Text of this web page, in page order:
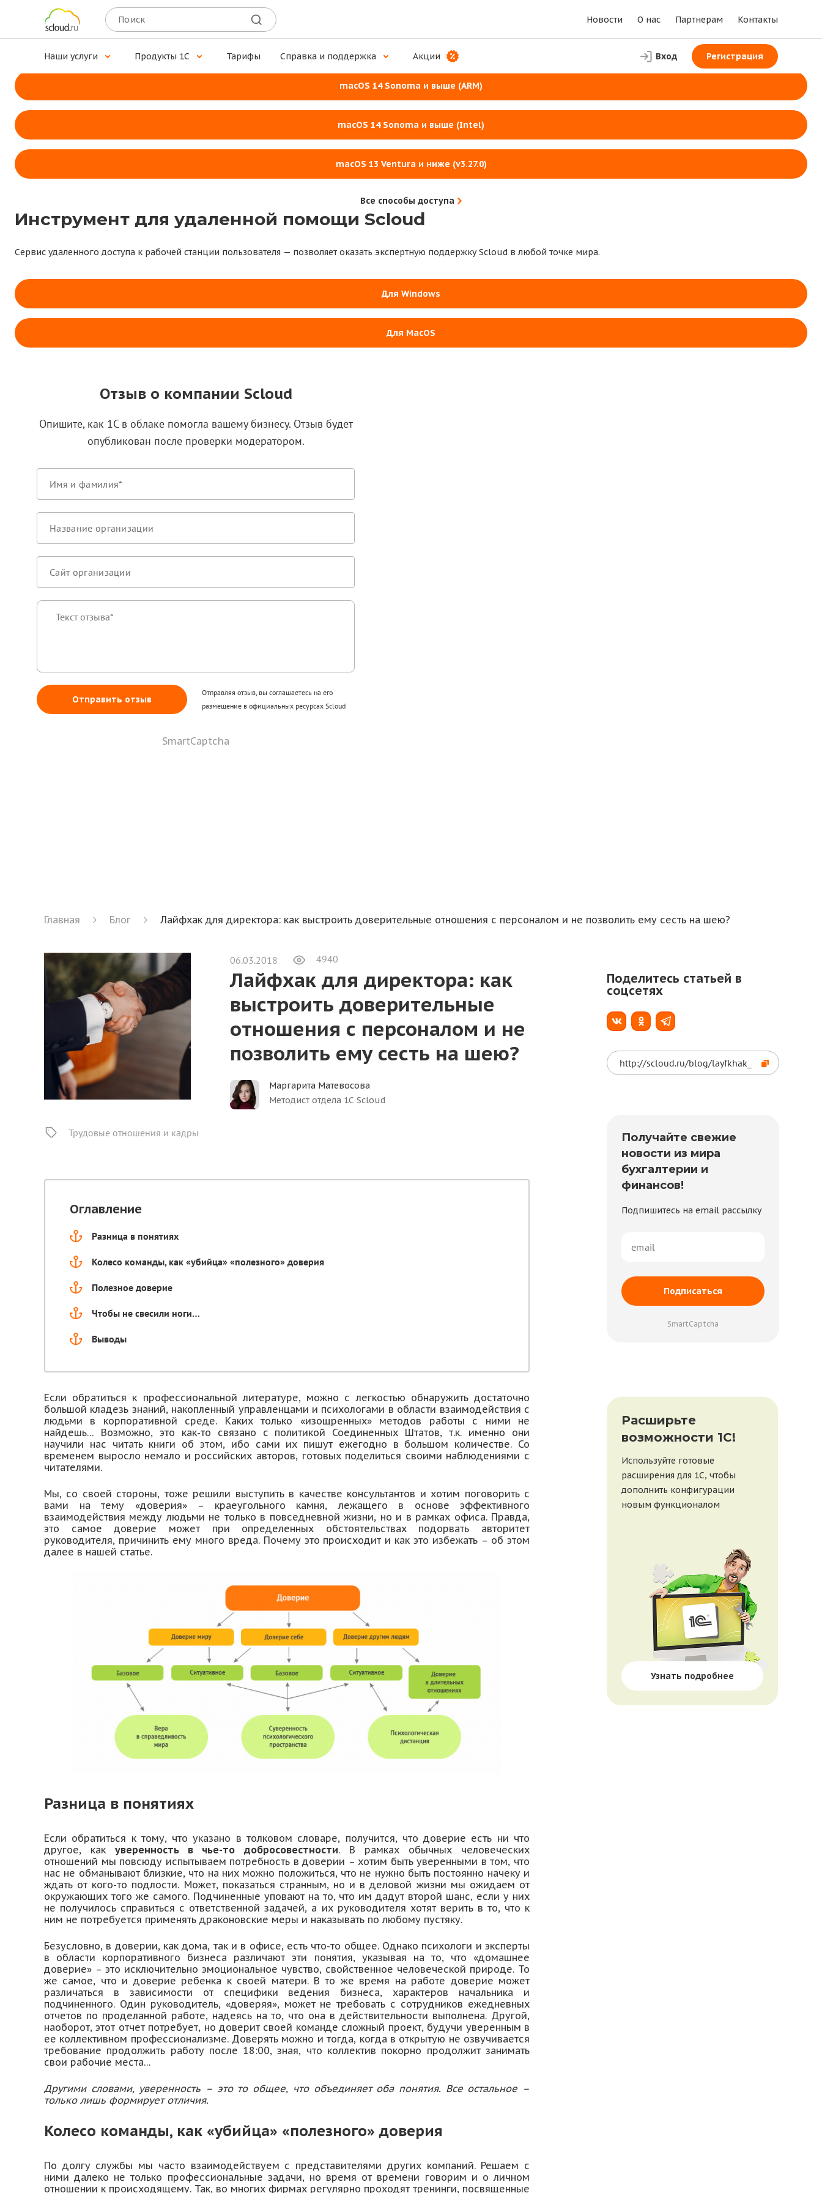
Доступ к 1С для MacOS
macOS 14 Sonoma и выше (ARM)
macOS 14 Sonoma и выше (Intel)
macOS 13 Ventura и ниже (v3.27.0)
Все способы доступа
Инструмент для удаленной помощи Scloud
Сервис удаленного доступа к рабочей станции пользователя — позволяет оказать экспертную поддержку Scloud в любой точке мира.
Для Windows
Для MacOS
Новости О нас Партнерам Контакты
Наши услуги Продукты 1С Тарифы Справка и поддержка Акции Вход Регистрация
Отзыв о компании Scloud
Опишите, как 1С в облаке помогла вашему бизнесу. Отзыв будет
опубликован после проверки модератором.
Отправить отзыв
Отправляя отзыв, вы соглашаетесь на его
размещение в официальных ресурсах Scloud
SmartCaptcha
Главная Блог Лайфхак для директора: как выстроить доверительные отношения с персоналом и не позволить ему сесть на шею?
06.03.2018 4940
Лайфхак для директора: как
выстроить доверительные
отношения с персоналом и не
позволить ему сесть на шею?
Маргарита Матевосова
Методист отдела 1С Scloud
Трудовые отношения и кадры
Оглавление
Разница в понятиях
Колесо команды, как «убийца» «полезного» доверия
Полезное доверие
Чтобы не свесили ноги…
Выводы
Если обратиться к профессиональной литературе, можно с легкостью обнаружить достаточно
большой кладезь знаний, накопленный управленцами и психологами в области взаимодействия с
людьми в корпоративной среде. Каких только «изощренных» методов работы с ними не
найдешь… Возможно, это как-то связано с политикой Соединенных Штатов, т.к. именно они
научили нас читать книги об этом, ибо сами их пишут ежегодно в большом количестве. Со
временем выросло немало и российских авторов, готовых поделиться своими наблюдениями с
читателями.
Мы, со своей стороны, тоже решили выступить в качестве консультантов и хотим поговорить с
вами на тему «доверия» – краеугольного камня, лежащего в основе эффективного
взаимодействия между людьми не только в повседневной жизни, но и в рамках офиса. Правда,
это самое доверие может при определенных обстоятельствах подорвать авторитет
руководителя, причинить ему много вреда. Почему это происходит и как это избежать – об этом
далее в нашей статье.
Разница в понятиях
Если обратиться к тому, что указано в толковом словаре, получится, что доверие есть ни что
другое, какуверенность в чье-то добросовестности. В рамках обычных человеческих
отношений мы повсюду испытываем потребность в доверии – хотим быть уверенными в том, что
нас не обманывают близкие, что на них можно положиться, что не нужно быть постоянно начеку и
ждать от кого-то подлости. Может, показаться странным, но и в деловой жизни мы ожидаем от
окружающих того же самого. Подчиненные уповают на то, что им дадут второй шанс, если у них
не получилось справиться с ответственной задачей, а их руководителя хотят верить в то, что к
ним не потребуется применять драконовские меры и наказывать по любому пустяку.
Безусловно, в доверии, как дома, так и в офисе, есть что-то общее. Однако психологи и эксперты
в области корпоративного бизнеса различают эти понятия, указывая на то, что «домашнее
доверие» – это исключительно эмоциональное чувство, свойственное человеческой природе. То
же самое, что и доверие ребенка к своей матери. В то же время на работе доверие может
различаться в зависимости от специфики ведения бизнеса, характеров начальника и
подчиненного. Один руководитель, «доверяя», может не требовать с сотрудников ежедневных
отчетов по проделанной работе, надеясь на то, что она в действительности выполнена. Другой,
наоборот, этот отчет потребует, но доверит своей команде сложный проект, будучи уверенным в
ее коллективном профессионализме. Доверять можно и тогда, когда в открытую не озвучивается
требование продолжить работу после 18:00, зная, что коллектив покорно продолжит занимать
свои рабочие места…
Другими словами, уверенность – это то общее, что объединяет оба понятия. Все остальное –
только лишь формирует отличия.
Колесо команды, как «убийца» «полезного» доверия
По долгу службы мы часто взаимодействуем с представителями других компаний. Решаем с
ними далеко не только профессиональные задачи, но время от времени говорим и о личном
отношении к происходящему. Так, во многих фирмах регулярно проходят тренинги, посвященные
Поделитесь статьей в
соцсетях
Получайте свежие
новости из мира
бухгалтерии и
финансов!
Подпишитесь на email рассылку
Подписаться
SmartCaptcha
Расширьте
возможности 1С!
Используйте готовые
расширения для 1С, чтобы
дополнить конфигурации
новым функционалом
Узнать подробнее